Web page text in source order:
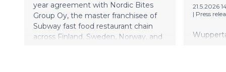
year agreement with Nordic Bites
Group Oy, the master franchisee of
Subway fast food restaurant chain
across Finland, Sweden, Norway, and
21.5.2026
| Press